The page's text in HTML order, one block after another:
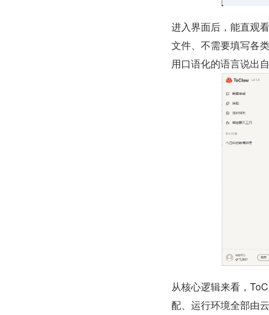
进入界面后，能直观
文件、不需要填写各
用口语化的语言说出
从核心逻辑来看，
配、运行环境全部由